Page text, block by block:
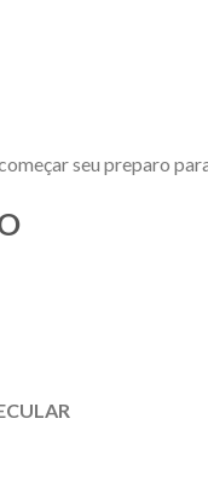
seu preparo